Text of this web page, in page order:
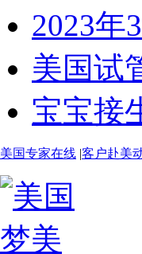
2023年
美国试
宝宝接
美国专家在线 |客户赴美